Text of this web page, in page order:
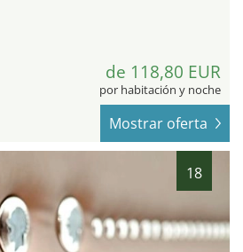
de 118,80 EUR
por habitación y noche
Mostrar oferta
18